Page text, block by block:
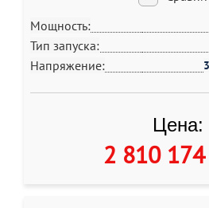
Мощность:
Тип запуска:
Напряжение:
Цена:
2 810